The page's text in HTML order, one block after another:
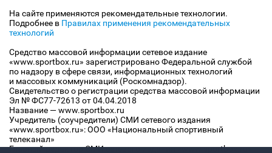
На сайте применяются рекомендательные технологии.
Подробнее в Правилах применения рекомендательных
технологий
Средство массовой информации сетевое издание
«www.sportbox.ru» зарегистрировано Федеральной службой
по надзору в сфере связи, информационных технологий
и массовых коммуникаций (Роскомнадзор).
Свидетельство о регистрации средства массовой информации
Эл № ФС77-72613 от 04.04.2018
Название — www.sportbox.ru
Учредитель (соучредители) СМИ сетевого издания
«www.sportbox.ru»: ООО «Национальный спортивный
телеканал»
Главный редактор СМИ сетевого издания «www.sportbox.ru»: